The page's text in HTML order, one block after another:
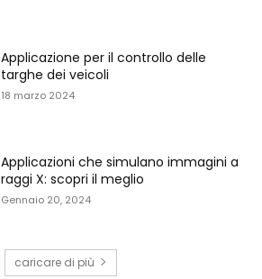
Applicazione per il controllo delle
targhe dei veicoli
18 marzo 2024
Applicazioni che simulano immagini a
raggi X: scopri il meglio
Gennaio 20, 2024
caricare di più